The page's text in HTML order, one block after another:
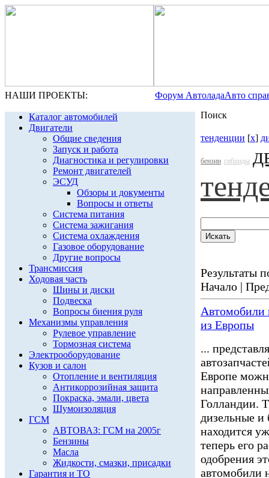
НАШИ ПРОЕКТЫ: Форум АвтоладаАвто
Каталог автомобилей
Двигатели
Общие сведения
Запуск и работа
Диагностика и регулировки
Ремонт двигателей
ЭСУД
Обзоры и документы
Вопросы и ответы
Система питания
Система зажигания
Система охлаждения
Газовое оборудование
Другие вопросы
Трансмиссия
Ходовая часть
Шины и диски
Подвеска
Вопросы биения руля
Механизмы управления
Рулевое управление
Тормозная система
Электрооборудование
Кузов и салон
Отопление и вентиляция
Антикоррозийная защита
Покраска, эмали, цвета
Шумоизоляция
ГСМ
АВТОВАЗ: ГСМ на 2005г
Бензины
Масла
Жидкости, смазки, присадки
Гарантия и ТО
Поиск
тенденции [x]
бензин гибриды
Результаты
Начало |
Автомобили
из Европы
...
Европе
Голландии.
дизельные
находится
теперь его
одобрения
автомобили